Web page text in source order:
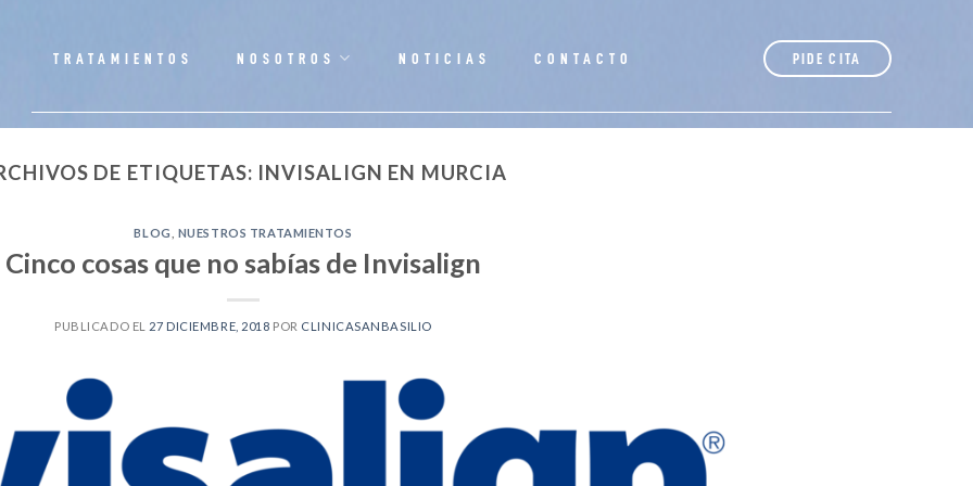
TRATAMIENTOS NOSOTROS NOTICIAS CONTACTO PIDE CITA
DE ETIQUETAS: INVISALIGN EN MURCIA
BLOG NUESTROS TRATAMIENTOS
Cinco cosas que no sabías de Invisalign
PUBLICADO EL 27 DICIEMBRE, 2018 POR CLINICASANBASILIO